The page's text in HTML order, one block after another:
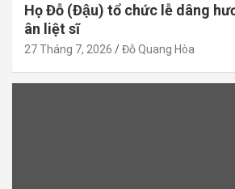
Họ Đỗ (Đậu) tổ chức lễ dâng
ân liệt sĩ
27 Tháng 7, 2026 Đỗ Quang Hòa